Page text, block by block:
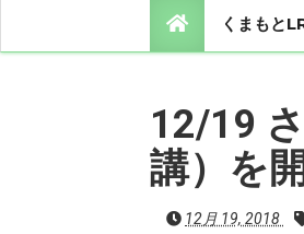
くまもと
12/19
講）を
12月 19, 2018